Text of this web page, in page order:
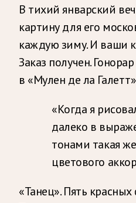
В тихий январский
картину для его
каждую зиму. И ваши
Заказ получен.
в «Мулен де ла
«Когда я
далеко в
тонами такая
цветового
«Танец». Пять